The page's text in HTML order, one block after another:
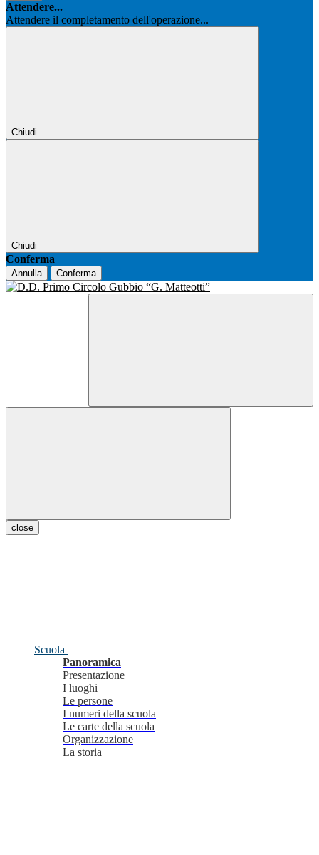
Attendere...
Attendere il completamento dell'operazione...
Chiudi
Chiudi
Conferma
Annulla Conferma
close
Scuola
Panoramica
Presentazione
I luoghi
Le persone
I numeri della scuola
Le carte della scuola
Organizzazione
La storia